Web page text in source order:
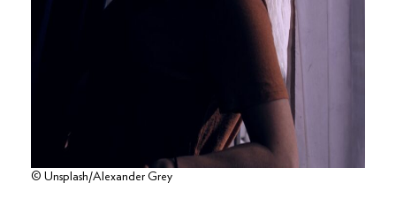
© Unsplash/Alexander Grey